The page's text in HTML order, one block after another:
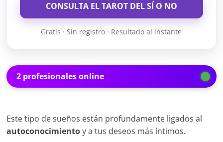
CONSULTA EL TAROT DEL SÍ O NO
Gratis · Sin registro · Resultado al instante
2 profesionales online
Este tipo de sueños están profundamente ligados al
autoconocimientoy a tus deseos más íntimos.